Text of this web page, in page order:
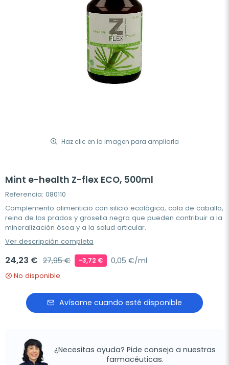
Haz clic en la imagen para ampliarla
Mint e-health Z-flex ECO, 500ml
Referencia: 080110
Complemento alimenticio con silicio ecológico, cola de caballo,
reina de los prados y grosella negra que pueden contribuir a la
mineralización ósea y a la salud articular.
Ver descripción completa
24,23 € 27,95 € -3,72 € 0,05 €/ml
No disponible
Avísame cuando esté disponible
¿Necesitas ayuda? Pide consejo a nuestras
farmacéuticas.